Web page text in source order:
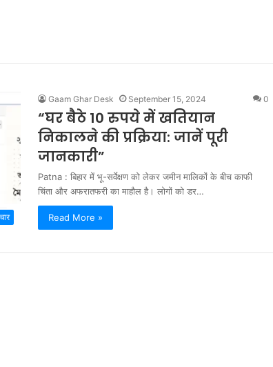
Gaam Ghar Desk September 15, 2024 0
“घर बैठे 10 रुपये में खतियान
निकालने की प्रक्रिया: जानें पूरी
जानकारी”
Patna : बिहार में भू-सर्वेक्षण को लेकर जमीन मालिकों के बीच काफी
चिंता और अफरातफरी का माहौल है। लोगों को डर…
Read More »